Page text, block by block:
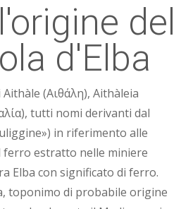
del
d'Elba
(Αιθάλη), Aithàleia
tutti nomi derivanti dal
in riferimento alle
estratto nelle miniere
Elba con significato di ferro.
toponimo di probabile origine